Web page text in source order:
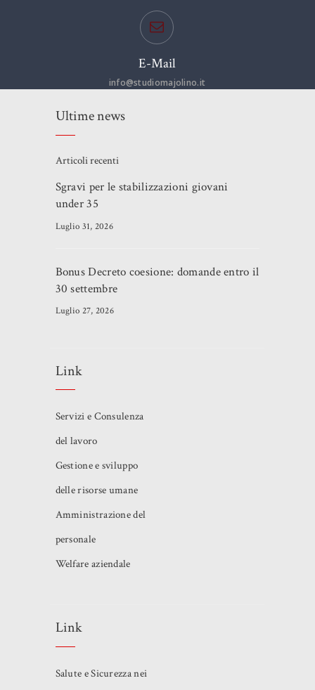
E-Mail
info@studiomajolino.it
Ultime news
Articoli recenti
Sgravi per le stabilizzazioni giovani
under 35
Luglio 31, 2026
Bonus Decreto coesione: domande entro il
30 settembre
Luglio 27, 2026
Link
Servizi e Consulenza
del lavoro
Gestione e sviluppo
delle risorse umane
Amministrazione del
personale
Welfare aziendale
Link
Salute e Sicurezza nei